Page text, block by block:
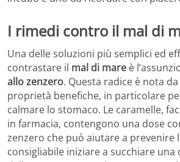
I rimedi contro il mal di
Una delle soluzioni più semplici ed
contrastare il mal di mare è
allo zenzero. Questa radice è nota
proprietà benefiche, in particolare
calmare lo stomaco. Le caramelle,
in farmacia, contengono una dose
zenzero che può aiutare a prevenire
consigliabile iniziare a succhiare una